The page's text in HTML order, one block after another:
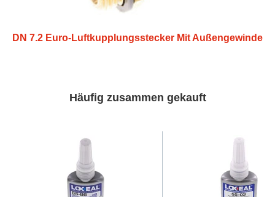
DN 7.2 Euro-Luftkupplungsstecker Mit Außengewinde
Häufig zusammen gekauft